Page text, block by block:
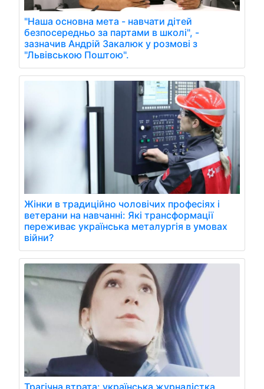
"Наша основна мета - навчати дітей
безпосередньо за партами в школі", -
зазначив Андрій Закалюк у розмові з
"Львівською Поштою".
Жінки в традиційно чоловічих професіях і
ветерани на навчанні: Які трансформації
переживає українська металургія в умовах
війни?